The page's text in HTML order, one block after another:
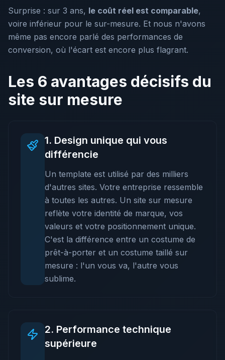
Surprise : sur 3 ans, le coût réel est comparable,
voire inférieur pour le sur-mesure. Et nous n'avons
même pas encore parlé des performances de
conversion, où l'écart est encore plus flagrant.
Les 6 avantages décisifs du
site sur mesure
1. Design unique qui vous
différencie
Un template est utilisé par des milliers
d'autres sites. Votre entreprise ressemble
à toutes les autres. Un site sur mesure
reflète votre identité de marque, vos
valeurs et votre positionnement unique.
C'est la différence entre un costume de
prêt-à-porter et un costume taillé sur
mesure : l'un vous va, l'autre vous
sublime.
2. Performance technique
supérieure